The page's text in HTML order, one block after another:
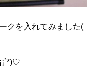
クを入れてみました(